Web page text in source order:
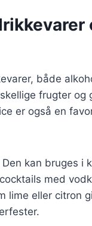
både
frugter og
er også en
kan bruges i
med
lime eller citron